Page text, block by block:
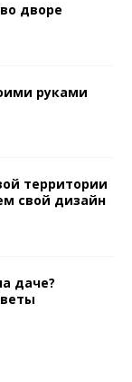
дворе
руками
территории
свой дизайн
даче?